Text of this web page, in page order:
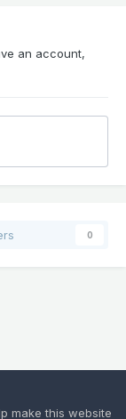
an account,
0
reservados.
make this website